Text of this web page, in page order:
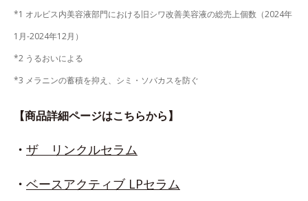
*1 オルビス内美容液部門における旧シワ改善美容液の総売上個数（2024年
1月-2024年12月）
*2 うるおいによる
*3 メラニンの蓄積を抑え、シミ・ソバカスを防ぐ
【商品詳細ページはこちらから】
・ ザ リンクルセラム
・ ベースアクティブ LPセラム